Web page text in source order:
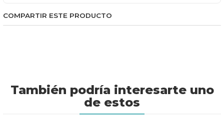
COMPARTIR ESTE PRODUCTO
También podría interesarte uno
de estos